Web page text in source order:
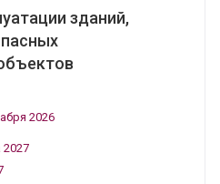
зданий,
2026
2027